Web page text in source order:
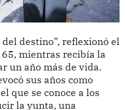
destino”, reflexionó el
mientras recibía la
un año más de vida.
sus años como
que se conoce a los
la yunta, una